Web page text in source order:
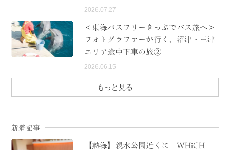
2026.07.27
＜東海バスフリーきっぷでバス旅へ＞
フォトグラファーが行く、沼津・三津
エリア途中下車の旅②
2026.06.15
もっと見る
新着記事
【熱海】親水公園近くに「WHiCH